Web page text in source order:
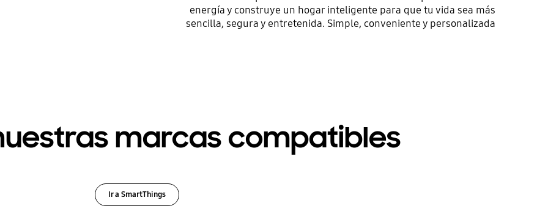
energía y construye un hogar inteligente para que tu vida sea más
sencilla, segura y entretenida. Simple, conveniente y personalizada
marcas compatibles
Ir a SmartThings